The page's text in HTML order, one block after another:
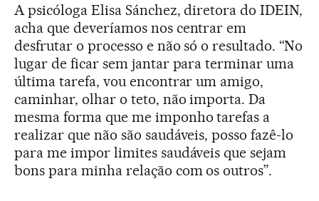
A psicóloga Elisa Sánchez, diretora do IDEIN,
acha que deveríamos nos centrar em
desfrutar o processo e não só o resultado. “No
lugar de ficar sem jantar para terminar uma
última tarefa, vou encontrar um amigo,
caminhar, olhar o teto, não importa. Da
mesma forma que me imponho tarefas a
realizar que não são saudáveis, posso fazê-lo
para me impor limites saudáveis que sejam
bons para minha relação com os outros”.